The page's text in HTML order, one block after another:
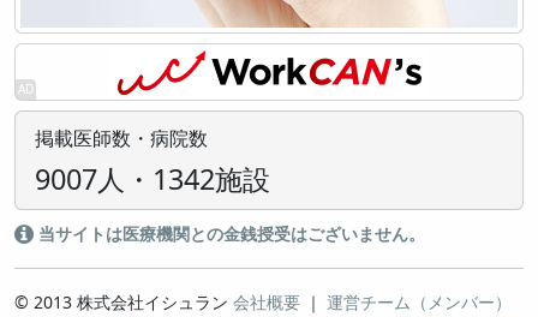
掲載医師数・病院数
9007人・1342施設
当サイトは医療機関との金銭授受はございません。
© 2013 株式会社イシュラン 会社概要 ｜ 運営チーム（メンバー）